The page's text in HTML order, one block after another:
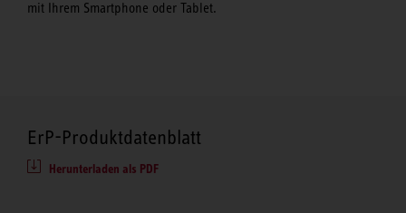
mit Ihrem Smartphone oder Tablet.
ErP-Produktdatenblatt
Herunterladen als PDF